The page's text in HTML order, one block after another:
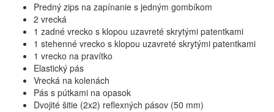
Predný zips na zapínanie s jedným gombíkom
2 vrecká
1 zadné vrecko s klopou uzavreté skrytými patentkami
1 stehenné vrecko s klopou uzavreté skrytými patentkami
1 vrecko na pravítko
Elastický pás
Vrecká na kolenách
Pás s pútkami na opasok
Dvojité šitie (2x2) reflexných pásov (50 mm)